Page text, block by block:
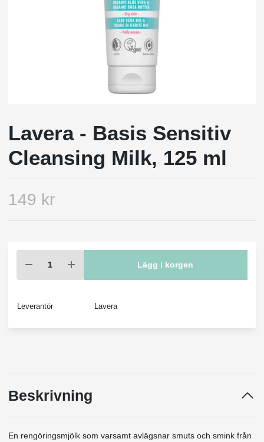
Lavera - Basis Sensitiv
Cleansing Milk, 125 ml
149 kr
Lägg i korgen
Leverantör Lavera
Beskrivning
En rengöringsmjölk som varsamt avlägsnar smuts och smink från